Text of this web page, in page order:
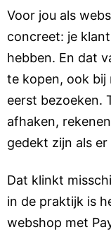
Voor jou als
concreet: je
hebben. En dat
te kopen, ook bij
eerst bezoeken.
afhaken,
gedekt zijn als
Dat klinkt
in de praktijk is
webshop met